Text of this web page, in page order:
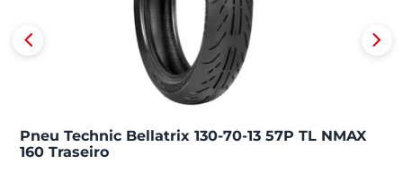
Pneu Technic Bellatrix 130-70-13 57P TL NMAX
160 Traseiro